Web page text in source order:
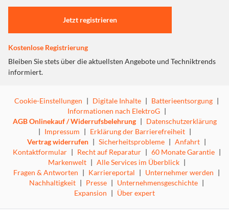
Einstellungen anpassen
Jetzt registrieren
Kostenlose Registrierung
Bleiben Sie stets über die aktuellsten Angebote und Techniktrends
informiert.
Cookie-Einstellungen | Digitale Inhalte | Batterieentsorgung |
Informationen nach ElektroG |
AGB Onlinekauf / Widerrufsbelehrung | Datenschutzerklärung
| Impressum | Erklärung der Barrierefreiheit |
Vertrag widerrufen | Sicherheitsprobleme | Anfahrt |
Kontaktformular | Recht auf Reparatur | 60 Monate Garantie |
Markenwelt | Alle Services im Überblick |
Fragen & Antworten | Karriereportal | Unternehmer werden |
Nachhaltigkeit | Presse | Unternehmensgeschichte |
Expansion | Über expert